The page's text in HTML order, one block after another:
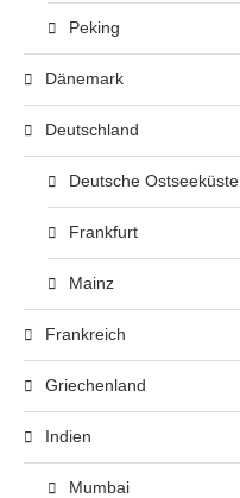
Peking
Dänemark
Deutschland
Deutsche Ostseeküste
Frankfurt
Mainz
Frankreich
Griechenland
Indien
Mumbai